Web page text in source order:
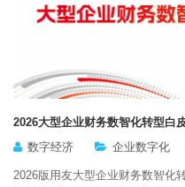
2026大型企业财务数智化转型白
数字经济
企业数字化
2026版用友大型企业财务数智化